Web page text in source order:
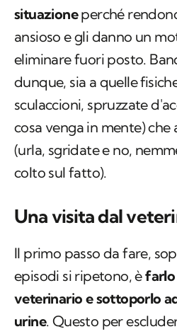
situazioneperché
ansioso e gli danno un
eliminare fuori posto.
dunque, sia a quelle
sculaccioni, spruzzate
cosa venga in mente)
(urla, sgridate e no,
colto sul fatto).
Una visita dal
Il primo passo da fare,
episodi si ripetono, èfarlo
veterinario e sottoporlo
urine. Questo per